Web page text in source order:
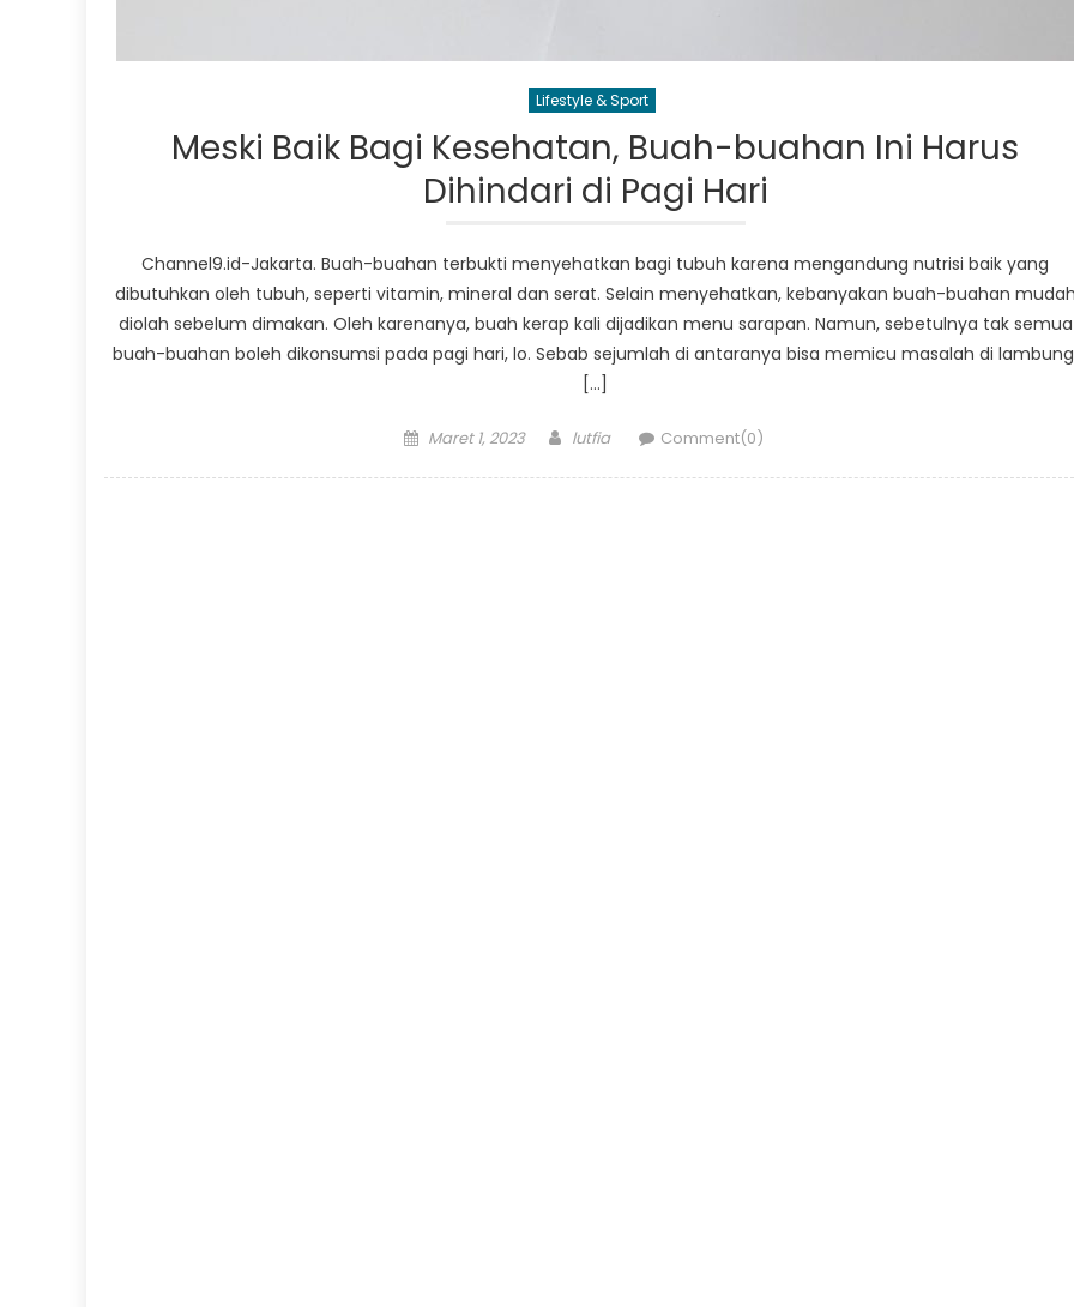
Lifestyle & Sport
Meski Baik Bagi Kesehatan, Buah-buahan Ini Harus
Dihindari di Pagi Hari
Channel9.id-Jakarta. Buah-buahan terbukti menyehatkan bagi tubuh karena mengandung nutrisi baik yang
dibutuhkan oleh tubuh, seperti vitamin, mineral dan serat. Selain menyehatkan, kebanyakan buah-buahan
diolah sebelum dimakan. Oleh karenanya, buah kerap kali dijadikan menu sarapan. Namun, sebetulnya tak semua
buah-buahan boleh dikonsumsi pada pagi hari, lo. Sebab sejumlah di antaranya bisa memicu masalah di
[…]
Posted
Maret 1, 2023 Author
lutfia Comment(0)